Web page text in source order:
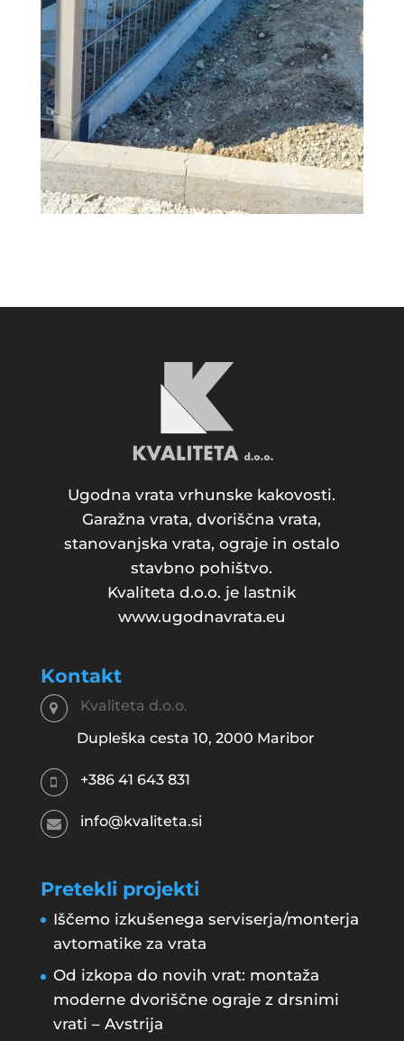
Ugodna vrata vrhunske kakovosti.
Garažna vrata, dvoriščna vrata,
stanovanjska vrata, ograje in ostalo
stavbno pohištvo.
Kvaliteta d.o.o. je lastnik
www.ugodnavrata.eu
Kontakt
Kvaliteta d.o.o.
Dupleška cesta 10, 2000 Maribor
+386 41 643 831
info@kvaliteta.si
Pretekli projekti
Iščemo izkušenega serviserja/monterja
avtomatike za vrata
Od izkopa do novih vrat: montaža
moderne dvoriščne ograje z drsnimi
vrati – Avstrija